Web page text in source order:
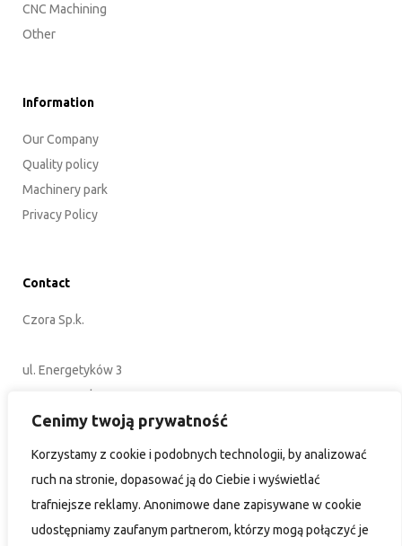
Cenimy twoją prywatność
Korzystamy z cookie i podobnych technologii, by analizować
ruch na stronie, dopasować ją do Ciebie i wyświetlać
trafniejsze reklamy. Anonimowe dane zapisywane w cookie
udostępniamy zaufanym partnerom, którzy mogą połączyć je
CNC Machining
Other
Information
Our Company
Quality policy
Machinery park
Privacy Policy
Contact
Czora Sp.k.
ul. Energetyków 3
45-920 Opole
POLAND
+48 77 402 35 76
biuro@czora.eu